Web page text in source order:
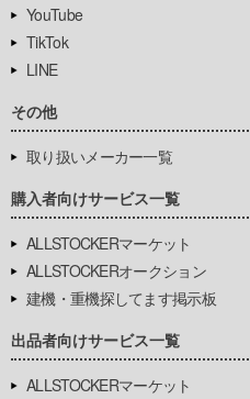
YouTube
TikTok
LINE
その他
取り扱いメーカー一覧
購入者向けサービス一覧
ALLSTOCKERマーケット
ALLSTOCKERオークション
建機・重機探してます掲示板
出品者向けサービス一覧
ALLSTOCKERマーケット